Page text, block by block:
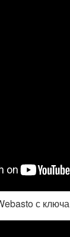
с ключа